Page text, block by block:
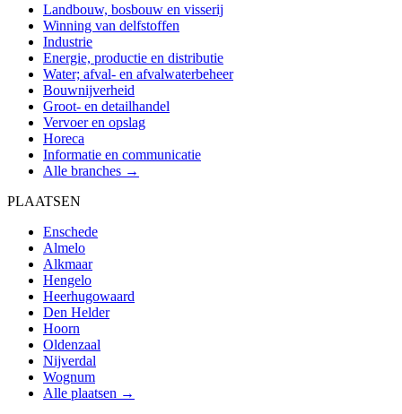
Landbouw, bosbouw en visserij
Winning van delfstoffen
Industrie
Energie, productie en distributie
Water; afval- en afvalwaterbeheer
Bouwnijverheid
Groot- en detailhandel
Vervoer en opslag
Horeca
Informatie en communicatie
Alle branches →
PLAATSEN
Enschede
Almelo
Alkmaar
Hengelo
Heerhugowaard
Den Helder
Hoorn
Oldenzaal
Nijverdal
Wognum
Alle plaatsen →